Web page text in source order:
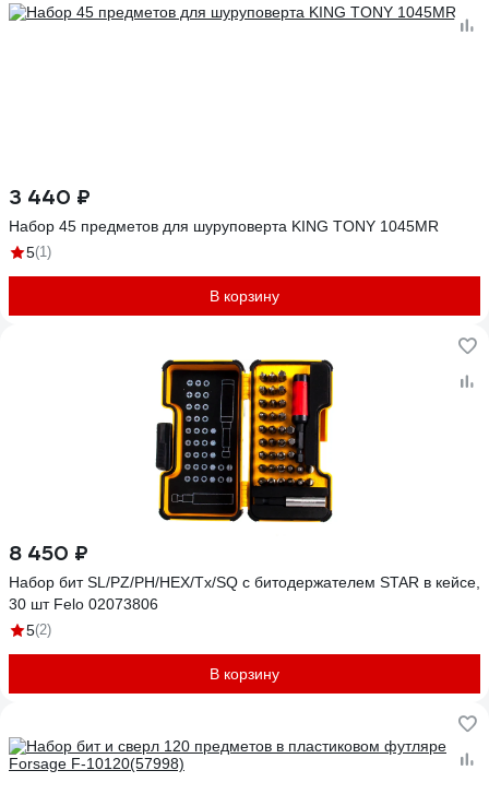
3 440 ₽
Набор 45 предметов для шуруповерта KING TONY 1045MR
5(1)
В корзину
8 450 ₽
Набор бит SL/PZ/PH/HEX/Tx/SQ с битодержателем STAR в кейсе,
30 шт Felo 02073806
5(2)
В корзину